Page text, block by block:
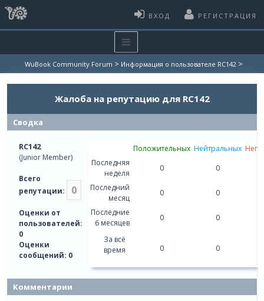
ВХОД РЕГИСТРАЦИЯ
WuBook Community Forum > Информация о пользователе RC142 >
Жалоба на репутацию для RC142
Сводка
RC142
(Junior Member)
Всего
репутации:
0
Оценки от
пользователей:
0
Оценки
сообщений: 0
Положительных Нейтральных
Последняя
неделя
0 0
Последний
месяц
0 0
Последние
6 месяцев
0 0
За всё
время
0 0
Комментарии